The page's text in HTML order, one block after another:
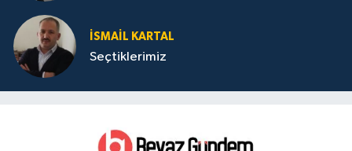
İSMAIL KARTAL
Seçtiklerimiz